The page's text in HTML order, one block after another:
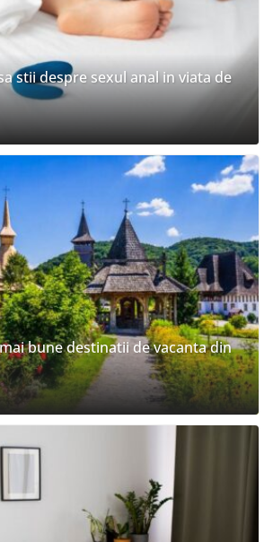
stii despre sexul anal in viata de
bune destinatii de vacanta din